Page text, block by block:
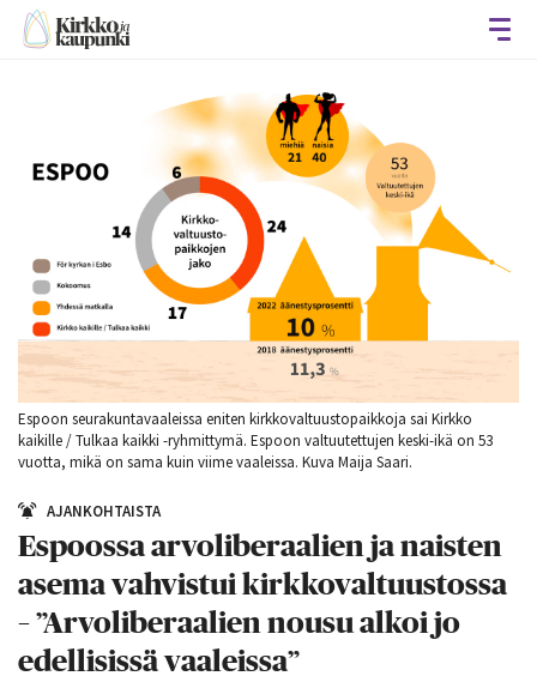
Espoon seurakuntavaaleissa eniten kirkkovaltuustopaikkoja sai Kirkko
kaikille / Tulkaa kaikki -ryhmittymä. Espoon valtuutettujen keski-ikä on 53
vuotta, mikä on sama kuin viime vaaleissa. Kuva Maija Saari.
AJANKOHTAISTA
Espoossa arvoliberaalien ja naisten
asema vahvistui kirkkovaltuustossa
– ”Arvoliberaalien nousu alkoi jo
edellisissä vaaleissa”